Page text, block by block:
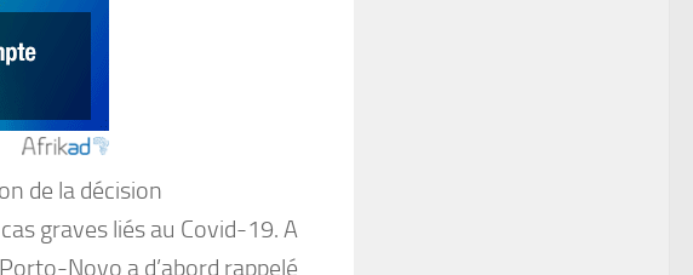
de la décision
graves liés au Covid-19. A
Novo a d’abord rappelé